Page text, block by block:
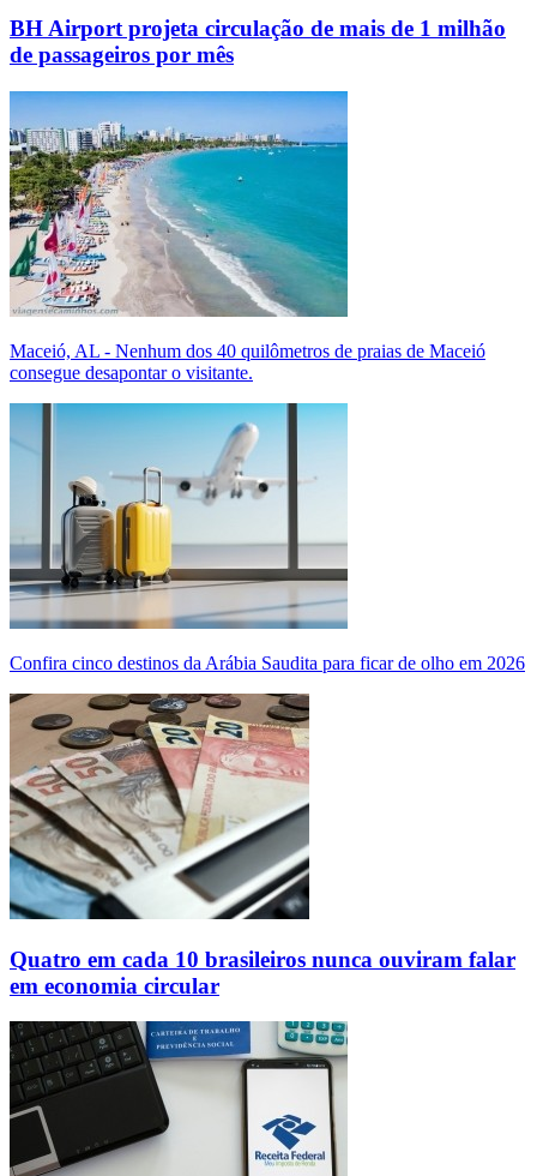
BH Airport projeta circulação de mais de 1 milhão
de passageiros por mês
Maceió, AL - Nenhum dos 40 quilômetros de praias de Maceió
consegue desapontar o visitante.
Confira cinco destinos da Arábia Saudita para ficar de olho em 2026
Quatro em cada 10 brasileiros nunca ouviram falar
em economia circular